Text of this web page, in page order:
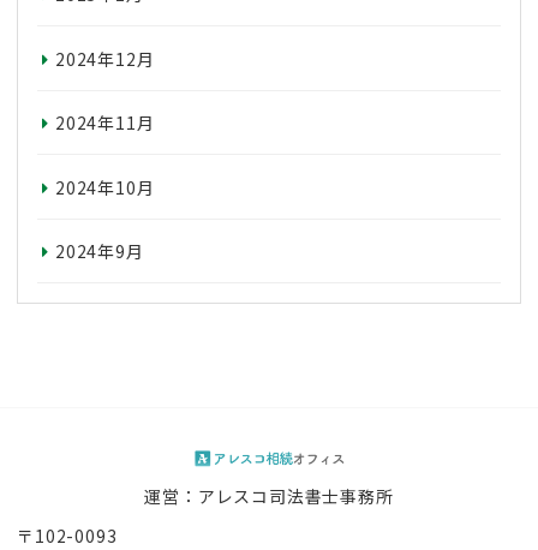
2024年12月
2024年11月
2024年10月
2024年9月
運営：アレスコ司法書士事務所
〒102-0093